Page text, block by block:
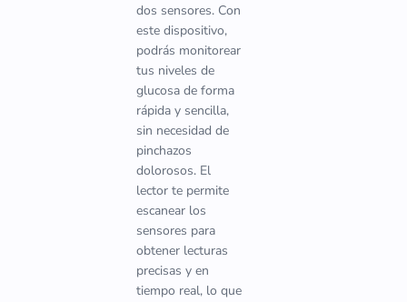
dos sensores. Con
este dispositivo,
podrás monitorear
tus niveles de
glucosa de forma
rápida y sencilla,
sin necesidad de
pinchazos
dolorosos. El
lector te permite
escanear los
sensores para
obtener lecturas
precisas y en
tiempo real, lo que